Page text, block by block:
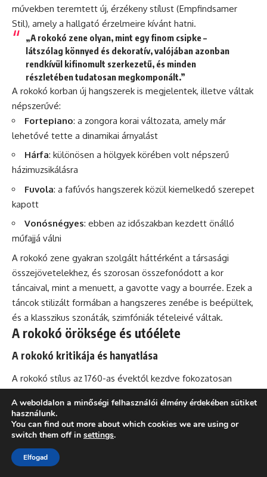
művekben teremtett új, érzékeny stílust (Empfindsamer
Stil), amely a hallgató érzelmeire kívánt hatni.
„A rokokó zene olyan, mint egy finom csipke –
látszólag könnyed és dekoratív, valójában azonban
rendkívül kifinomult szerkezetű, és minden
részletében tudatosan megkomponált.”
A rokokó korban új hangszerek is megjelentek, illetve váltak
népszerűvé:
Fortepiano: a zongora korai változata, amely már
lehetővé tette a dinamikai árnyalást
Hárfa: különösen a hölgyek körében volt népszerű
házimuzsikálásra
Fuvola: a fafúvós hangszerek közül kiemelkedő szerepet
kapott
Vonósnégyes: ebben az időszakban kezdett önálló
műfajjá válni
A rokokó zene gyakran szolgált háttérként a társasági
összejövetelekhez, és szorosan összefonódott a kor
táncaival, mint a menuett, a gavotte vagy a bourrée. Ezek a
táncok stilizált formában a hangszeres zenébe is beépültek,
és a klasszikus szonáták, szimfóniák tételeivé váltak.
A rokokó öröksége és utóélete
A rokokó kritikája és hanyatlása
A rokokó stílus az 1760-as évektől kezdve fokozatosan
díszítettséggel és erkölcsi lazasággal vádolták. A
felvilágosodás filozófusai, különösen Rousseau, bírálták a
mesterkéltséget és a természetestől való eltávolodást,
amit a rokokóban láttak.
„A rokokó bukása nem csupán ízlésbeli változás volt,
A weboldalon a minőségi felhasználói élmény érdekében sütiket
használunk.
You can find out more about which cookies we are using or
switch them off in settings.
Elfogad